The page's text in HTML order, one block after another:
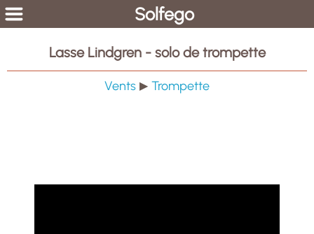
Solfego
Lasse Lindgren - solo de trompette
Vents ▶ Trompette